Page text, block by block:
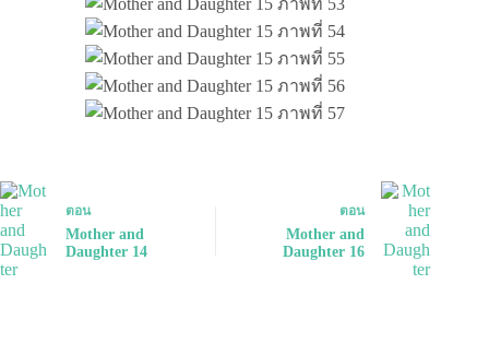
ตอน
Mother and
Daughter 14
ตอน
Mother and
Daughter 16